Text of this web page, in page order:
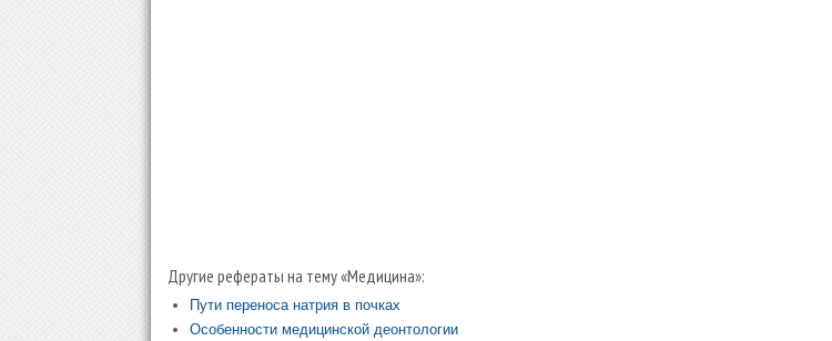
Другие рефераты на тему «Медицина»:
Пути переноса натрия в почках
Особенности медицинской деонтологии